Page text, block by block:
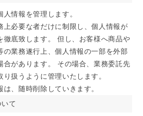
情報を管理します。
上必要な者だけに制限し、個人情報が
徹底致します。 但し、お客様へ商品や
の業務遂行上、個人情報の一部を外部
合があります。 その場合、業務委託先
扱うように管理いたします。
、随時削除していきます。
て